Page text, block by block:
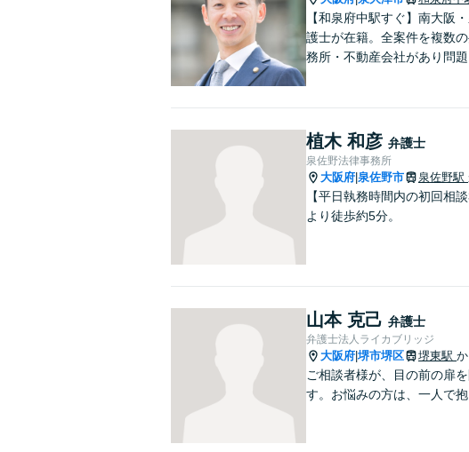
【和泉府中駅すぐ】南大阪
護士が在籍。全案件を複数
務所・不動産会社があり問題
植木 和彦 弁護士
泉佐野法律事務所
大阪府 泉佐野市 泉佐野駅
【平日執務時間内の初回相
より徒歩約5分。
山本 克己 弁護士
弁護士法人ライカブリッジ
大阪府 堺市堺区 堺東駅
ご相談者様が、目の前の扉
す。お悩みの方は、一人で